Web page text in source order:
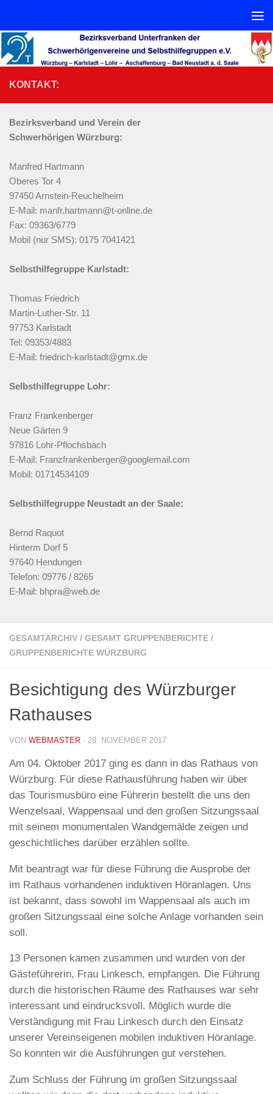
GESAMTARCHIV / GESAMT GRUPPENBERICHTE /
GRUPPENBERICHTE WÜRZBURG
Besichtigung des Würzburger
Rathauses
VON WEBMASTER · 28. NOVEMBER 2017
Am 04. Oktober 2017 ging es dann in das Rathaus von
Würzburg. Für diese Rathausführung haben wir über
das Tourismusbüro eine Führerin bestellt die uns den
Wenzelsaal, Wappensaal und den großen Sitzungssaal
mit seinem monumentalen Wandgemälde zeigen und
geschichtliches darüber erzählen sollte.
Mit beantragt war für diese Führung die Ausprobe der
im Rathaus vorhandenen induktiven Höranlagen. Uns
ist bekannt, dass sowohl im Wappensaal als auch im
großen Sitzungssaal eine solche Anlage vorhanden sein
soll.
13 Personen kamen zusammen und wurden von der
Gästeführerin, Frau Linkesch, empfangen. Die Führung
durch die historischen Räume des Rathauses war sehr
interessant und eindrucksvoll. Möglich wurde die
Verständigung mit Frau Linkesch durch den Einsatz
unserer Vereinseigenen mobilen induktiven Höranlage.
So konnten wir die Ausführungen gut verstehen.
Zum Schluss der Führung im großen Sitzungssaal
KONTAKT:
Bezirksverband und Verein der
Schwerhörigen Würzburg:
Manfred Hartmann
Oberes Tor 4
97450 Arnstein-Reuchelheim
E-Mail: manfr.hartmann@t-online.de
Fax: 09363/6779
Mobil (nur SMS): 0175 7041421
Selbsthilfegruppe Karlstadt:
Thomas Friedrich
Martin-Luther-Str. 11
97753 Karlstadt
Tel: 09353/4883
E-Mail: friedrich-karlstadt@gmx.de
Selbsthilfegruppe Lohr:
Franz Frankenberger
Neue Gärten 9
97816 Lohr-Pflochsbach
E-Mail: Franzfrankenberger@googlemail.com
Mobil: 01714534109
Selbsthilfegruppe Neustadt an der Saale:
Bernd Raquot
Hinterm Dorf 5
97640 Hendungen
Telefon: 09776 / 8265
E-Mail: bhpra@web.de